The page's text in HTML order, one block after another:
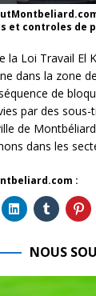
et controles de
la Loi Travail El
dans la zone
de
par des
de
dans les
:
NOUS